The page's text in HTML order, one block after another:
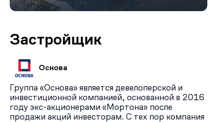
Застройщик
Основа
Группа «Основа» является девелоперской и
инвестиционной компанией, основанной в 2016
году экс-акционерами «Мортона» после
продажи акций инвесторам. С тех пор компания